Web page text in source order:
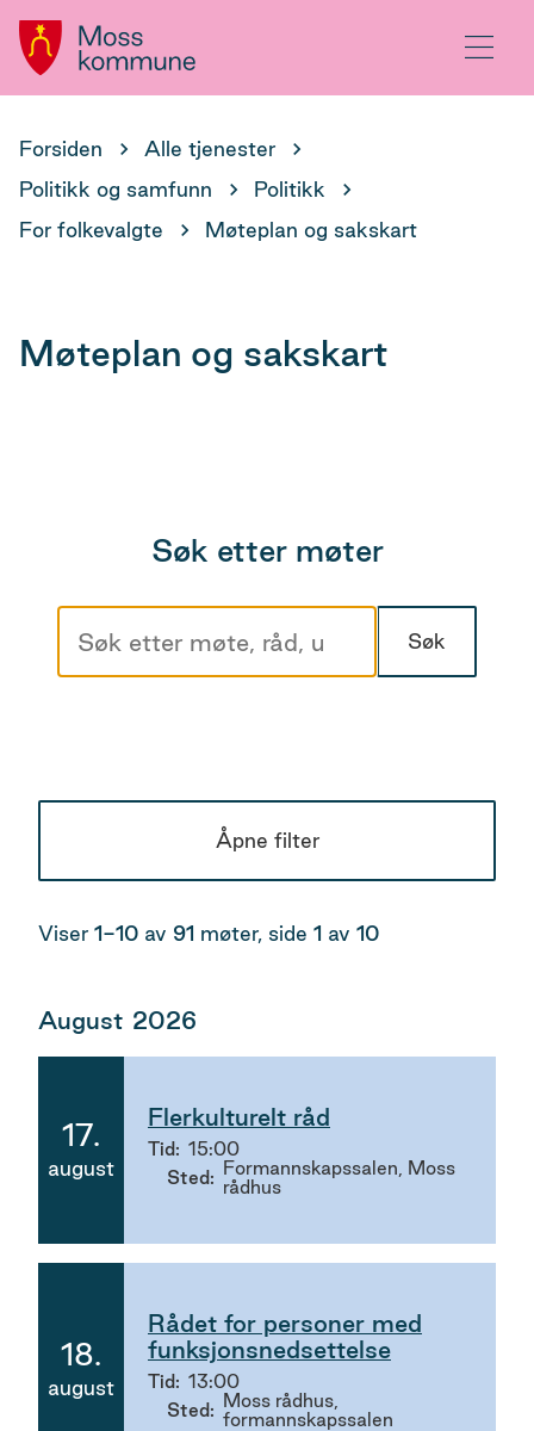
Hovedportal Meny
Du
her:
Forsiden
Alle tjenester
Politikk og samfunn
Politikk
For folkevalgte
Møteplan og sakskart
Møteplan og sakskart
Søk etter møter
Søk
Åpne filter
Viser 1-10 av 91 møter, side 1 av 10
Resultatside
med
August 2026
17.
august
2026
Flerkulturelt råd
Tid
15:00
Sted
Formannskapssalen, Moss
rådhus
18.
august
2026
Rådet for personer med
funksjonsnedsettelse
Tid
13:00
Sted
Moss rådhus,
formannskapssalen